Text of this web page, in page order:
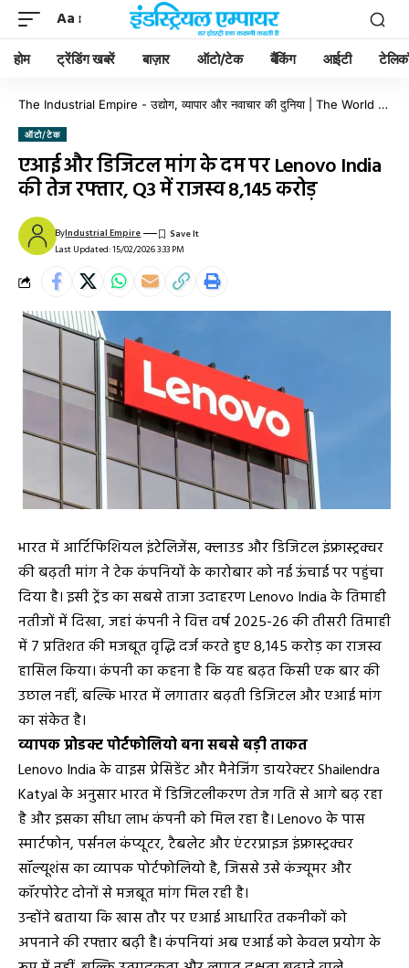
Aa
होम ट्रेंडिंग खबरें बाज़ार ऑटो/टेक बैंकिंग आईटी
The Industrial Empire - उद्योग, व्यापार और नवाचार की दुनिया | The World of Industry, Business & Innovation
ऑटो/टेक
एआई और डिजिटल मांग के दम पर Lenovo India
की तेज रफ्तार, Q3 में राजस्व ₹8,145 करोड़
Last Updated: 15/02/2026 3:33 PM
ByIndustrial Empire
भारत में आर्टिफिशियल इंटेलिजेंस, क्लाउड और डिजिटल इंफ्रास्ट्रक्चर
की बढ़ती मांग ने टेक कंपनियों के कारोबार को नई ऊंचाई पर पहुंचा
दिया है। इसी ट्रेंड का सबसे ताजा उदाहरण Lenovo India के तिमाही
नतीजों में दिखा, जहां कंपनी ने वित्त वर्ष 2025-26 की तीसरी तिमाही
में 7 प्रतिशत की मजबूत वृद्धि दर्ज करते हुए ₹8,145 करोड़ का राजस्व
हासिल किया। कंपनी का कहना है कि यह बढ़त किसी एक बार की
उछाल नहीं, बल्कि भारत में लगातार बढ़ती डिजिटल और एआई मांग
का संकेत है।
व्यापक प्रोडक्ट पोर्टफोलियो बना सबसे बड़ी ताकत
Lenovo India के वाइस प्रेसिडेंट और मैनेजिंग डायरेक्टर Shailendra
Katyal के अनुसार भारत में डिजिटलीकरण तेज गति से आगे बढ़ रहा
है और इसका सीधा लाभ कंपनी को मिल रहा है। Lenovo के पास
स्मार्टफोन, पर्सनल कंप्यूटर, टैबलेट और एंटरप्राइज इंफ्रास्ट्रक्चर
सॉल्यूशंस का व्यापक पोर्टफोलियो है, जिससे उसे कंज्यूमर और
कॉरपोरेट दोनों से मजबूत मांग मिल रही है।
उन्होंने बताया कि खास तौर पर एआई आधारित तकनीकों को
अपनाने की रफ्तार बढ़ी है। कंपनियां अब एआई को केवल प्रयोग के